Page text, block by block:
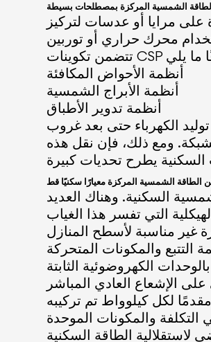
الشمسية المركزة بمصطلحات بسيطة
مرايا أو عدسات لتركيز
أنظمة الأحواض المكافئة
أنظمة الأبراج الشمسية
أنظمة تدوير الأطباق
الكهرباء حتى بعد غروب
ومع ذلك، فإن نقل هذه
الطاقة الشمسية المركزة معيارًا سكنيًا قط
السكنية. وهناك العديد
غير مناسبة لأسطح المنازل
التتبع والمكونات المتحركة
الكهروضوئية الثابتة
لكل كيلوواط تم تركيبه
والمكونات الموحدة